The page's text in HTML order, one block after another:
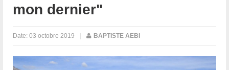
mon dernier"
Date:03 octobre 2019 | BAPTISTE AEBI